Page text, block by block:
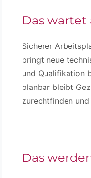
Das wartet
Sicherer
bringt neue
und Qualifikation
planbar bleibt
zurechtfinden
Das